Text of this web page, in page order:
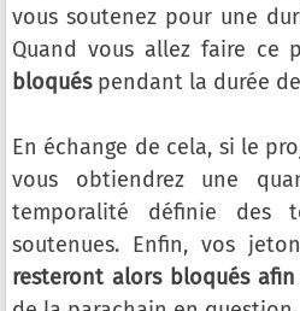
vous soutenez pour une
Quand vous allez faire ce
bloquéspendant la durée de
En échange de cela, si le
vous obtiendrez une
temporalité définie des
soutenues. Enfin, vos
resteront alors bloqués